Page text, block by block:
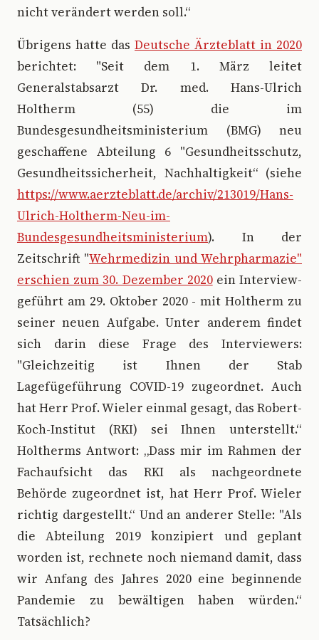
nicht verändert werden soll.“
Übrigens hatte das Deutsche Ärzteblatt in 2020
berichtet: "Seit dem 1. März leitet
Generalstabsarzt Dr. med. Hans-Ulrich
Holtherm (55) die im
Bundesgesundheitsministerium (BMG) neu
geschaffene Abteilung 6 "Gesundheitsschutz,
Gesundheitssicherheit, Nachhaltigkeit“ (siehe
https://www.aerzteblatt.de/archiv/213019/Hans-
Ulrich-Holtherm-Neu-im-
Bundesgesundheitsministerium). In der
Zeitschrift "Wehrmedizin und Wehrpharmazie"
erschien zum 30. Dezember 2020ein Interview-
geführt am 29. Oktober 2020 - mit Holtherm zu
seiner neuen Aufgabe. Unter anderem findet
sich darin diese Frage des Interviewers:
"Gleichzeitig ist Ihnen der Stab
Lagefügeführung COVID-19 zugeordnet. Auch
hat Herr Prof. Wieler einmal gesagt, das Robert-
Koch-Institut (RKI) sei Ihnen unterstellt.“
Holtherms Antwort: „Dass mir im Rahmen der
Fachaufsicht das RKI als nachgeordnete
Behörde zugeordnet ist, hat Herr Prof. Wieler
richtig dargestellt.“ Und an anderer Stelle: "Als
die Abteilung 2019 konzipiert und geplant
worden ist, rechnete noch niemand damit, dass
wir Anfang des Jahres 2020 eine beginnende
Pandemie zu bewältigen haben würden.“
Tatsächlich?